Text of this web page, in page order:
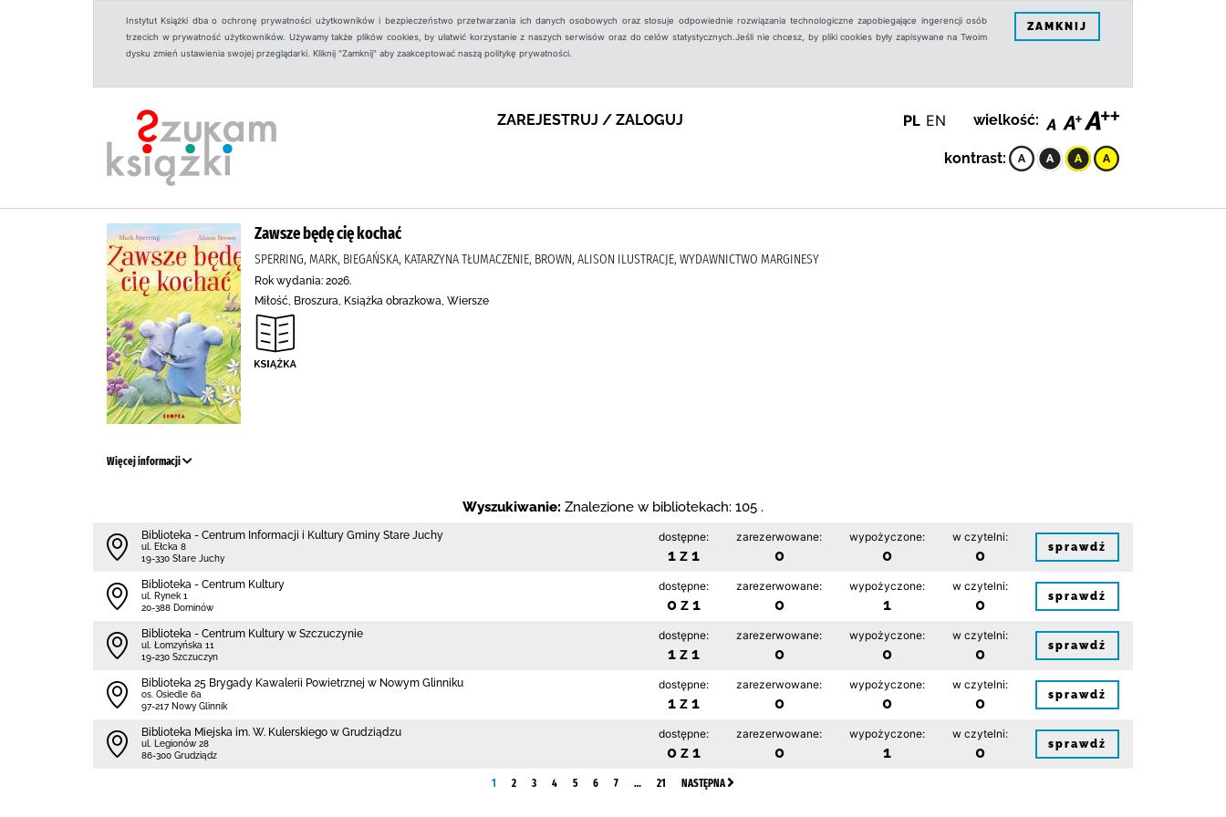
Instytut Książki dba o ochronę prywatności użytkowników i bezpieczeństwo przetwarzania ich danych osobowych oraz stosuje odpowiednie rozwiązania technologiczne zapobiegające ingerencji osób
trzecich w prywatność użytkowników. Używamy także plików cookies, by ułatwić korzystanie z naszych serwisów oraz do celów statystycznych.Jeśli nie chcesz, by pliki cookies były zapisywane na Twoim
dysku zmień ustawienia swojej przeglądarki. Kliknij "Zamknij" aby zaakceptować naszą politykę prywatności.
ZAMKNIJ
ZAREJESTRUJ / ZALOGUJ PL EN wielkość:
kontrast:
Zawsze będę cię kochać
SPERRING, MARK, BIEGAŃSKA, KATARZYNA TŁUMACZENIE, BROWN, ALISON ILUSTRACJE, WYDAWNICTWO MARGINESY
Rok wydania: 2026.
Miłość, Broszura, Książka obrazkowa, Wiersze
Więcej informacji
Wyszukiwanie: Znalezione w bibliotekach: 105 .
Biblioteka - Centrum Informacji i Kultury Gminy Stare Juchy
ul. Ełcka 8
19-330 Stare Juchy
dostępne:
1 z 1
zarezerwowane:
0
wypożyczone:
0
w czytelni:
0 sprawdź
Biblioteka - Centrum Kultury
ul. Rynek 1
20-388 Dominów
dostępne:
0 z 1
zarezerwowane:
0
wypożyczone:
1
w czytelni:
0 sprawdź
Biblioteka - Centrum Kultury w Szczuczynie
ul. Łomzyńska 11
19-230 Szczuczyn
dostępne:
1 z 1
zarezerwowane:
0
wypożyczone:
0
w czytelni:
0 sprawdź
Biblioteka 25 Brygady Kawalerii Powietrznej w Nowym Glinniku
os. Osiedle 6a
97-217 Nowy Glinnik
dostępne:
1 z 1
zarezerwowane:
0
wypożyczone:
0
w czytelni:
0 sprawdź
Biblioteka Miejska im. W. Kulerskiego w Grudziądzu
ul. Legionów 28
86-300 Grudziądz
dostępne:
0 z 1
zarezerwowane:
0
wypożyczone:
1
w czytelni:
0 sprawdź
1 2 3 4 5 6 7 … 21 NASTĘPNA